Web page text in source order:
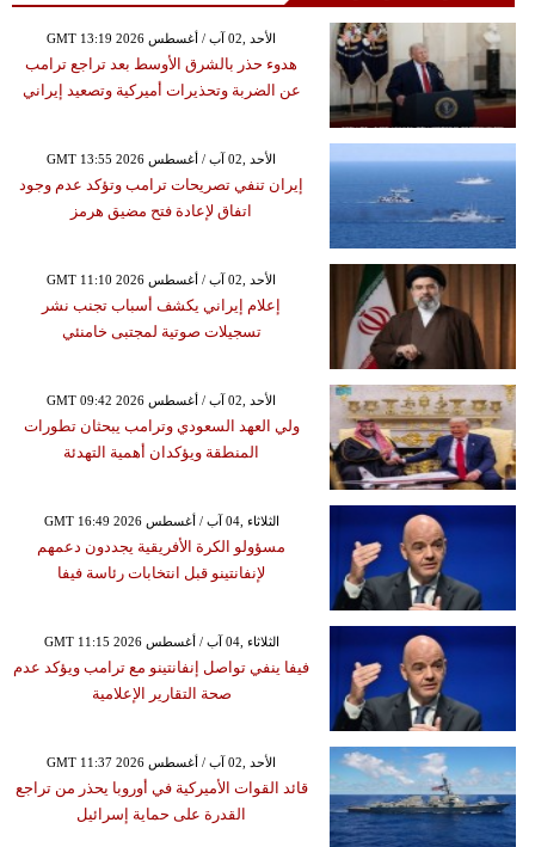
GMT 13:19 2026 الأحد ,02 آب / أغسطس
هدوء حذر بالشرق الأوسط بعد تراجع ترامب
عن الضربة وتحذيرات أميركية وتصعيد إيراني
GMT 13:55 2026 الأحد ,02 آب / أغسطس
إيران تنفي تصريحات ترامب وتؤكد عدم وجود
اتفاق لإعادة فتح مضيق هرمز
GMT 11:10 2026 الأحد ,02 آب / أغسطس
إعلام إيراني يكشف أسباب تجنب نشر
تسجيلات صوتية لمجتبى خامنئي
GMT 09:42 2026 الأحد ,02 آب / أغسطس
ولي العهد السعودي وترامب يبحثان تطورات
المنطقة ويؤكدان أهمية التهدئة
GMT 16:49 2026 الثلاثاء ,04 آب / أغسطس
مسؤولو الكرة الأفريقية يجددون دعمهم
لإنفانتينو قبل انتخابات رئاسة فيفا
GMT 11:15 2026 الثلاثاء ,04 آب / أغسطس
فيفا ينفي تواصل إنفانتينو مع ترامب ويؤكد عدم
صحة التقارير الإعلامية
GMT 11:37 2026 الأحد ,02 آب / أغسطس
قائد القوات الأميركية في أوروبا يحذر من تراجع
القدرة على حماية إسرائيل